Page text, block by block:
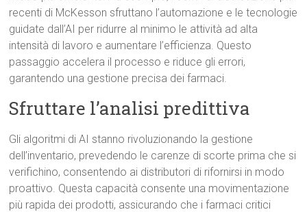
recenti di McKesson sfruttano l’automazione e le tecnologie
guidate dall’AI per ridurre al minimo le attività ad alta
intensità di lavoro e aumentare l’efficienza. Questo
passaggio accelera il processo e riduce gli errori,
garantendo una gestione precisa dei farmaci.
Sfruttare l’analisi predittiva
Gli algoritmi di AI stanno rivoluzionando la gestione
dell’inventario, prevedendo le carenze di scorte prima che si
verifichino, consentendo ai distributori di rifornirsi in modo
proattivo. Questa capacità consente una movimentazione
più rapida dei prodotti, assicurando che i farmaci critici